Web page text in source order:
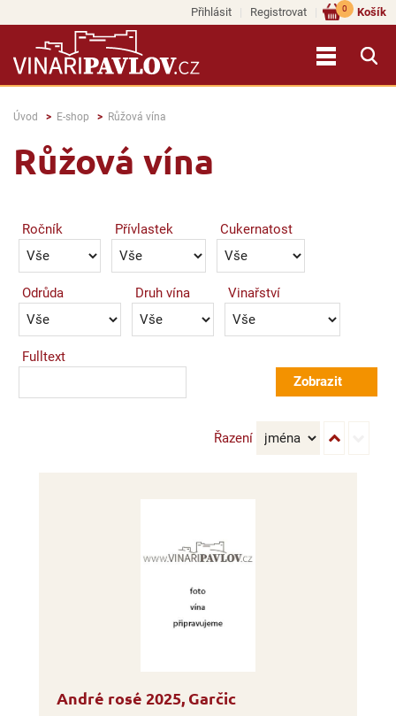
Přihlásit Registrovat Košík
0
Úvod E-shop Růžová vína
Růžová vína
Ročník Přívlastek Cukernatost
Odrůda Druh vína Vinařství
Fulltext
Řazení
André rosé 2025, Garčic